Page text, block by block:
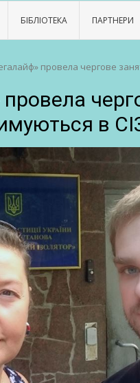
БІБЛІОТЕКА ПАРТНЕРИ
провела чергове
в